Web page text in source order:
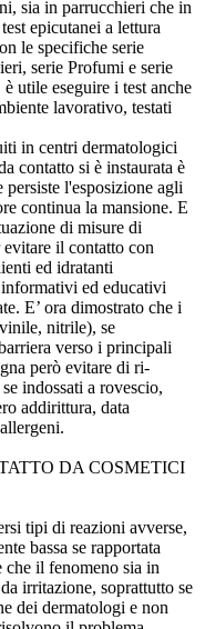
sia in parrucchieri che in
epicutanei a lettura
le specifiche serie
serie Profumi e serie
utile eseguire i test anche
lavorativo, testati
in centri dermatologici
contatto si è instaurata è
l'esposizione agli
continua la mansione. E
di misure di
il contatto con
ed idratanti
ed educativi
E’ ora dimostrato che i
nitrile), se
verso i principali
però evitare di ri-
indossati a rovescio,
addirittura, data
DA COSMETICI
tipi di reazioni avverse,
bassa se rapportata
il fenomeno sia in
irritazione, soprattutto se
dei dermatologi e non